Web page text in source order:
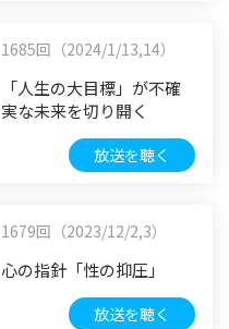
1685回（2024/1/13,14）
「人生の大目標」が不確
実な未来を切り開く
放送を聴く
1679回（2023/12/2,3）
心の指針「性の抑圧」
放送を聴く